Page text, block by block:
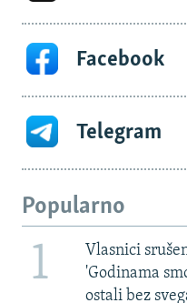
Facebook
Telegram
Popularno
1
Vlasnici
'Godinama
ostali bez